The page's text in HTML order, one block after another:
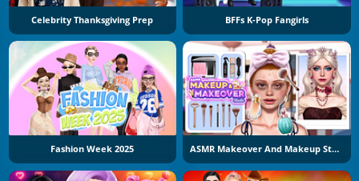
Celebrity Thanksgiving Prep BFFs K-Pop Fangirls
Fashion Week 2025 ASMR Makeover And Makeup Studio